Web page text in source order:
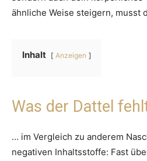
ähnliche Weise steigern, musst
Inhalt Anzeigen
Was der Dattel
… im Vergleich zu anderem
negativen Inhaltsstoffe: Fast